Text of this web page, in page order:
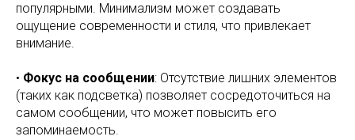
популярными. Минимализм может создавать
ощущение современности и стиля, что привлекает
внимание.
• Фокус на сообщении: Отсутствие лишних элементов
(таких как подсветка) позволяет сосредоточиться на
самом сообщении, что может повысить его
запоминаемость.